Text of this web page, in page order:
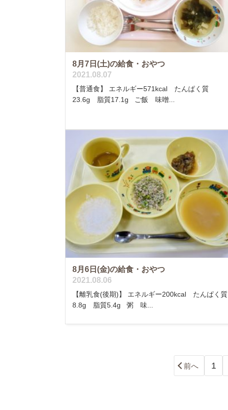
8月7日(土)の給食・おやつ
2021.08.07
【普通食】 エネルギー571kcal たんぱく質
23.6g 脂質17.1g ご飯 味噌...
8月6日(金)の給食・おやつ
2021.08.06
【離乳食(後期)】 エネルギー200kcal たんぱく質
8.8g 脂質5.4g 粥 味...
前へ 1